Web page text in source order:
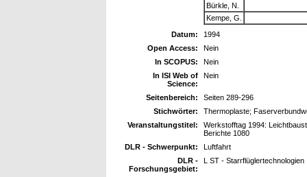
Bürkle, N.
Kempe, G.
Datum:
1994
Open Access:
Nein
In SCOPUS:
Nein
In ISI Web of
Science:
Nein
Seitenbereich:
Seiten 289-296
Stichwörter:
Thermoplaste;
Veranstaltungstitel:
Werkstofftag 1994:
Berichte 1080
DLR - Schwerpunkt:
Luftfahrt
DLR -
Forschungsgebiet:
L ST - Starrflüglertechnologien